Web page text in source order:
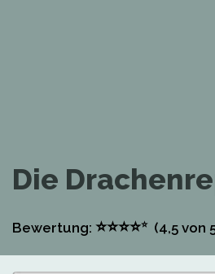
Die
Bewertung: ⭐⭐⭐⭐⭐(4,5 von